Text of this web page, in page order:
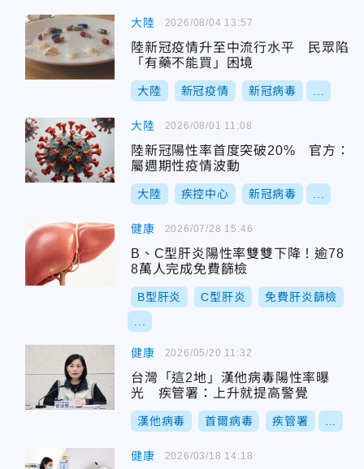
大陸
陸新冠疫情升至中流行水平 民眾陷
「有藥不能買」困境
大陸 新冠疫情 新冠病毒
2026/08/04 13:57
大陸
陸新冠陽性率首度突破20% 官方：
屬週期性疫情波動
大陸 疾控中心 新冠病毒
2026/08/01 11:08
健康
B、C型肝炎陽性率雙雙下降！逾78
8萬人完成免費篩檢
B型肝炎 C型肝炎 免費肝炎篩檢
2026/07/28 15:46
健康
台灣「這2地」漢他病毒陽性率曝
光 疾管署：上升就提高警覺
漢他病毒 首爾病毒 疾管署
2026/05/20 11:32
健康 2026/03/18 14:18